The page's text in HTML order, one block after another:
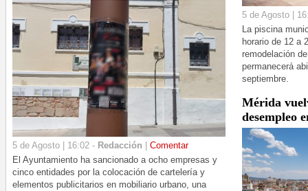
5 de Agosto | 16:02 - Redacción
Comentar
El Ayuntamiento ha sancionado a ocho empresas y
cinco entidades por la colocación de cartelería y
elementos publicitarios en mobiliario urbano, una
5 de Agosto |
La piscina
horario de 12 a
remodelación
permanecerá
septiembre.
Mérida
desempleo